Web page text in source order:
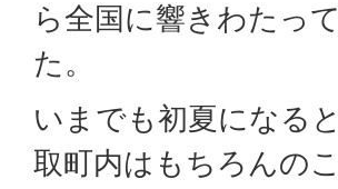
ら全国に響きわたっ
た。
いまでも初夏になる
取町内はもちろんの